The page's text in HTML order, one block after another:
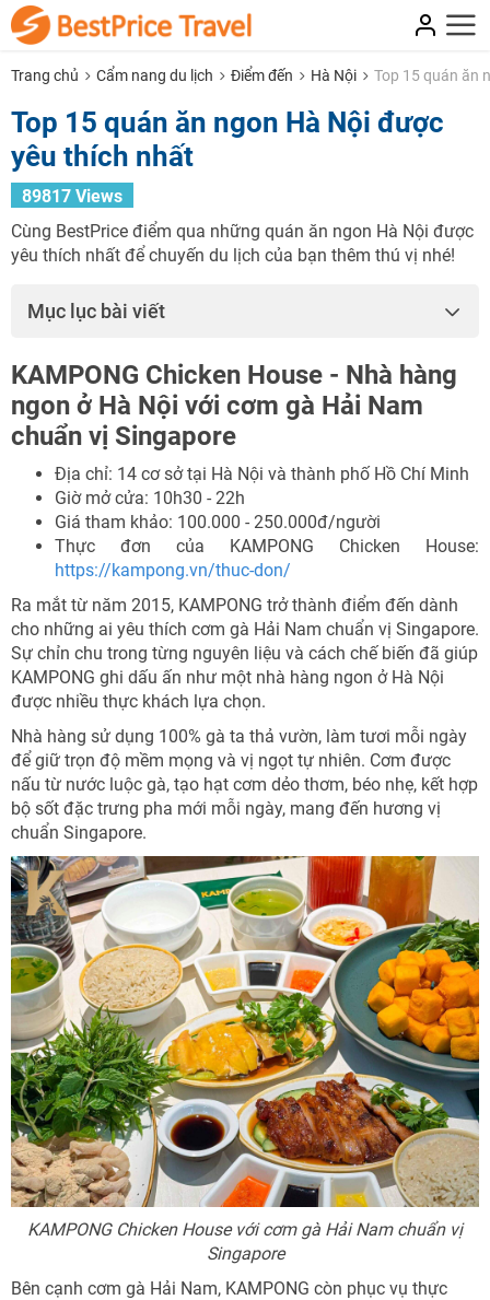
Trang chủ Cẩm nang du lịch Điểm đến Hà Nội Top 15 quán ăn
Top 15 quán ăn ngon Hà Nội được
yêu thích nhất
89817 Views
Cùng BestPrice điểm qua những quán ăn ngon Hà Nội được
yêu thích nhất để chuyến du lịch của bạn thêm thú vị nhé!
Mục lục bài viết
KAMPONG Chicken House - Nhà hàng
ngon ở Hà Nội với cơm gà Hải Nam
chuẩn vị Singapore
Địa chỉ: 14 cơ sở tại Hà Nội và thành phố Hồ Chí Minh
Giờ mở cửa: 10h30 - 22h
Giá tham khảo: 100.000 - 250.000đ/người
Thực đơn của KAMPONG Chicken House:
https://kampong.vn/thuc-don/
Ra mắt từ năm 2015, KAMPONG trở thành điểm đến dành
cho những ai yêu thích cơm gà Hải Nam chuẩn vị Singapore.
Sự chỉn chu trong từng nguyên liệu và cách chế biến đã giúp
KAMPONG ghi dấu ấn như một nhà hàng ngon ở Hà Nội
được nhiều thực khách lựa chọn.
Nhà hàng sử dụng 100% gà ta thả vườn, làm tươi mỗi ngày
để giữ trọn độ mềm mọng và vị ngọt tự nhiên. Cơm được
nấu từ nước luộc gà, tạo hạt cơm dẻo thơm, béo nhẹ, kết hợp
bộ sốt đặc trưng pha mới mỗi ngày, mang đến hương vị
chuẩn Singapore.
KAMPONG Chicken House với cơm gà Hải Nam chuẩn vị
Singapore
Bên cạnh cơm gà Hải Nam, KAMPONG còn phục vụ thực